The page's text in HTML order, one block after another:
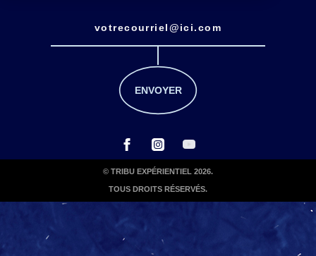
© TRIBU EXPÉRIENTIEL 2026.
TOUS DROITS RÉSERVÉS.